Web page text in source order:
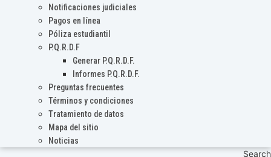
Notificaciones judiciales
Pagos en línea
Póliza estudiantil
P.Q.R.D.F
Generar P.Q.R.D.F.
Informes P.Q.R.D.F.
Preguntas frecuentes
Términos y condiciones
Tratamiento de datos
Mapa del sitio
Noticias
Search